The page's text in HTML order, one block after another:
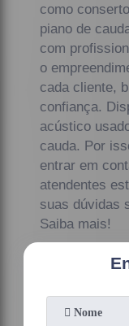
como
piano de
com
o
cada cliente,
confiança.
acústico
cauda. Por
entrar em
atendentes
suas dúvidas
Saiba mais!